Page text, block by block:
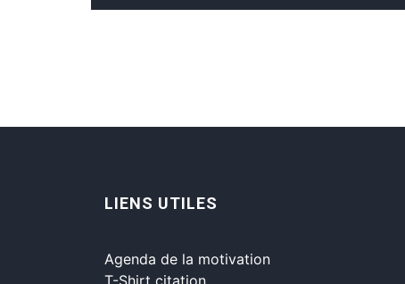
LIENS UTILES
Agenda de la motivation
T-Shirt citation